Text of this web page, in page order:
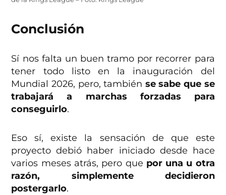
Conclusión
Sí nos falta un buen tramo por recorrer para
tener todo listo en la inauguración del
Mundial 2026, pero, también se sabe que se
trabajará a marchas forzadas para
conseguirlo.
Eso sí, existe la sensación de que este
proyecto debió haber iniciado desde hace
varios meses atrás, pero que por una u otra
razón, simplemente decidieron
postergarlo.